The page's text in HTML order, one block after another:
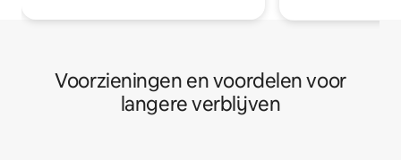
Voorzieningen en voordelen voor
langere verblijven